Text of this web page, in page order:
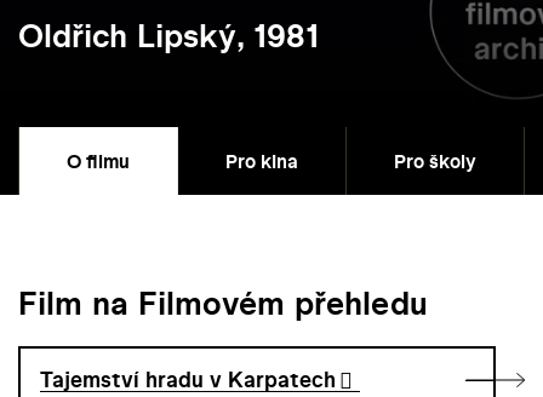
Oldřich Lipský, 1981
O filmu Pro kina Pro školy
Film na Filmovém přehledu
Tajemství hradu v Karpatech